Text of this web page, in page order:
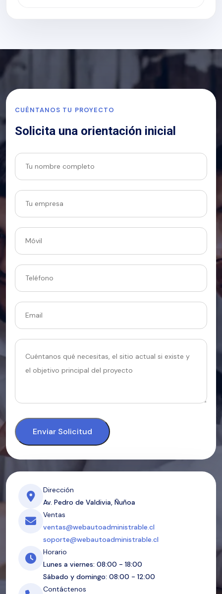
CUÉNTANOS TU PROYECTO
Solicita una orientación inicial
Enviar Solicitud
Dirección
Av. Pedro de Valdivia, Ñuñoa
Ventas
ventas@webautoadministrable.cl
soporte@webautoadministrable.cl
Horario
Lunes a viernes: 08:00 - 18:00
Sábado y domingo: 08:00 - 12:00
Contáctenos